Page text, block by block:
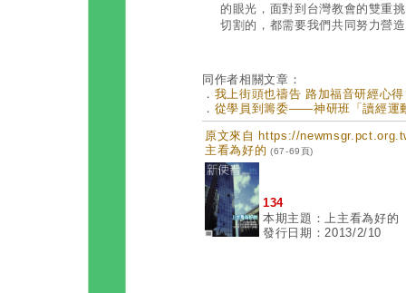
的眼光，面對到台灣教會的雙重
切割的，都需要我們共同努力營
同作者相關文章：
． 我上街頭也禱告 路加福音研經心
． 從學員到籌委——神研班「讀經運
原文來自 https://
主看為好的 (67-69頁)
134
本期主題：上主看為好的
發行日期：2013/2/10